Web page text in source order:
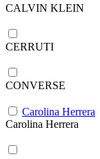
CALVIN KLEIN
CERRUTI
CONVERSE
Carolina Herrera
Carolina Herrera